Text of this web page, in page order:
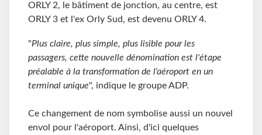
ORLY 2, le bâtiment de jonction, au centre, est
ORLY 3 et l'ex Orly Sud, est devenu ORLY 4.
"Plus claire, plus simple, plus lisible pour les
passagers, cette nouvelle dénomination est l'étape
préalable à la transformation de l'aéroport en un
terminal unique", indique le groupe ADP.
Ce changement de nom symbolise aussi un nouvel
envol pour l'aéroport. Ainsi, d'ici quelques